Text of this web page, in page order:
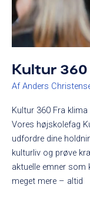
Kultur 360
AfAnders
Kultur 360 Fra
Vores højskolefag
udfordre dine
kulturliv og prøve
aktuelle emner som
meget mere – altid